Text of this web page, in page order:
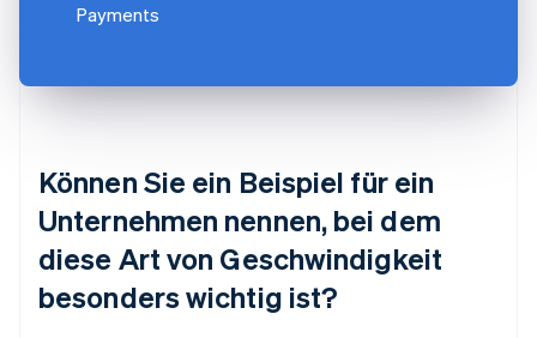
Payments
Können Sie ein Beispiel für ein
Unternehmen nennen, bei dem
diese Art von Geschwindigkeit
besonders wichtig ist?